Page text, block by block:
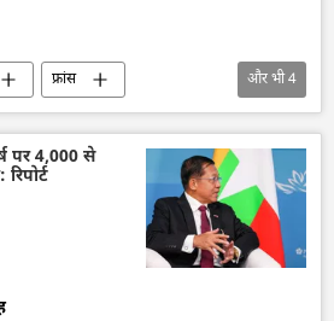
फ्रांस
यूक्रेन
रूस
और भी4
पर 4,000 से